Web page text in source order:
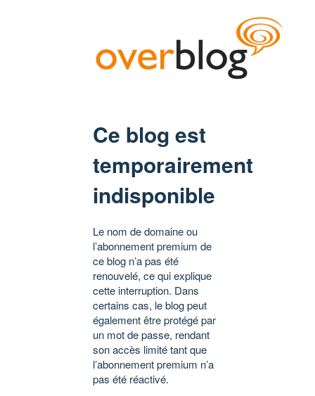
Ce blog est
temporairement
indisponible
Le nom de domaine ou
l’abonnement premium de
ce blog n’a pas été
renouvelé, ce qui explique
cette interruption. Dans
certains cas, le blog peut
également être protégé par
un mot de passe, rendant
son accès limité tant que
l’abonnement premium n’a
pas été réactivé.